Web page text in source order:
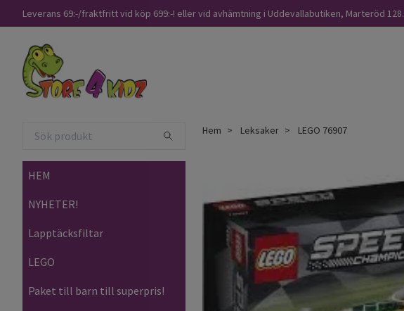
Leverans 69:-/fraktfritt vid köp 699:-! eller vid avhämtning i Uddevallabutiken, Marteröd 128.
HEM
NYHETER!
Lapptäcksfiltar
LEGO
Paket till barn till superpris!
Hem Leksaker LEGO 76907